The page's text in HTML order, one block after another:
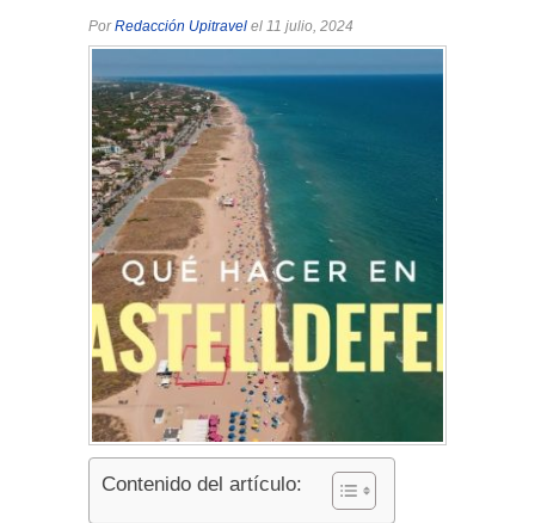
PorRedacción Upitravel el 11 julio, 2024
Contenido del artículo: